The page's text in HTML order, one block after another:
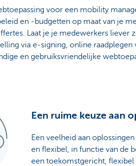
voor een mobility
en -budgetten op maat van je
Laat je je medewerkers liever
via e-signing, online raadplegen
en gebruiksvriendelijke
Een ruime keuze aan
Een veelheid aan
en flexibel, in functie van de
een toekomstgericht,